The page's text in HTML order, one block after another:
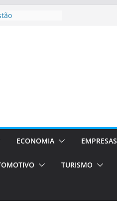
em Porto
de transfer,
de alto padrão
–
o segundo
únicas e
volta!ECONOMIA EMPRESAS
TURISMO